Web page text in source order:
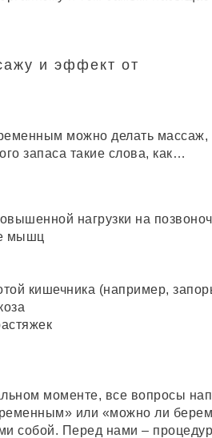
и эффект от
можно делать массаж,
запаса такие слова, как…
нагрузки на
мышц
кишечника (например,
моменте, все вопросы
или «можно ли
собой. Перед нами –